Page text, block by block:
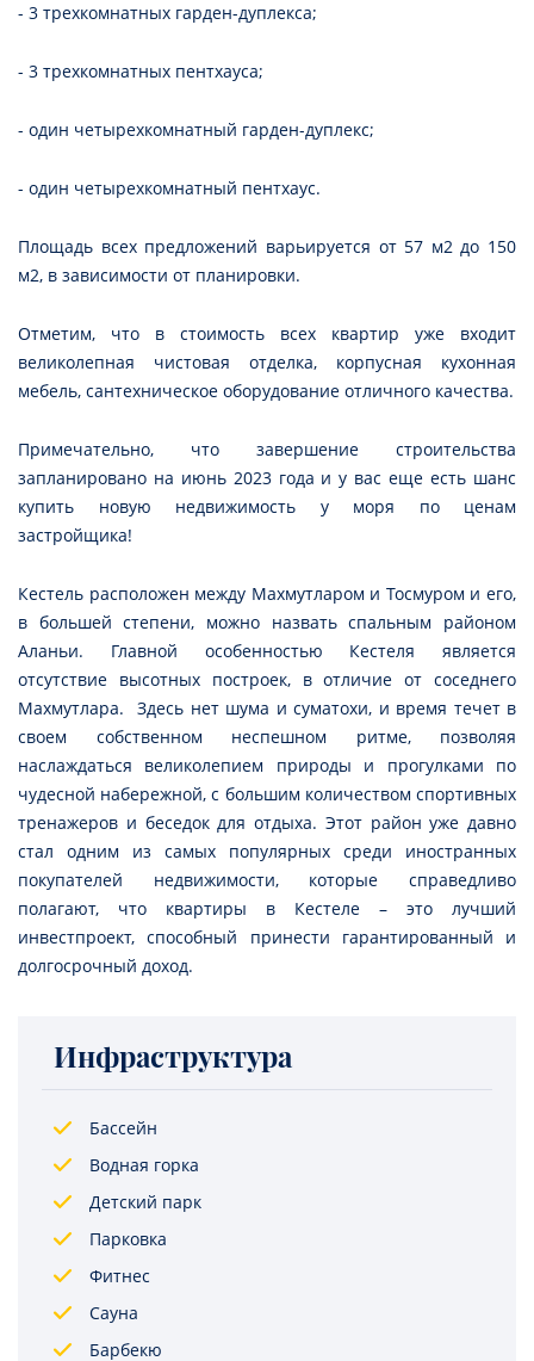
- 3 трехкомнатных гарден-дуплекса;
- 3 трехкомнатных пентхауса;
- один четырехкомнатный гарден-дуплекс;
- один четырехкомнатный пентхаус.
Площадь всех предложений варьируется от 57 м2 до 150
м2, в зависимости от планировки.
Отметим, что в стоимость всех квартир уже входит
великолепная чистовая отделка, корпусная кухонная
мебель, сантехническое оборудование отличного качества.
Примечательно, что завершение строительства
запланировано на июнь 2023 года и у вас еще есть шанс
купить новую недвижимость у моря по ценам
застройщика!
Кестель расположен между Махмутларом и Тосмуром и его,
в большей степени, можно назвать спальным районом
Аланьи. Главной особенностью Кестеля является
отсутствие высотных построек, в отличие от соседнего
Махмутлара. Здесь нет шума и суматохи, и время течет в
своем собственном неспешном ритме, позволяя
наслаждаться великолепием природы и прогулками по
чудесной набережной, с большим количеством спортивных
тренажеров и беседок для отдыха. Этот район уже давно
стал одним из самых популярных среди иностранных
покупателей недвижимости, которые справедливо
полагают, что квартиры в Кестеле – это лучший
инвестпроект, способный принести гарантированный и
долгосрочный доход.
Инфраструктура
Бассейн
Водная горка
Детский парк
Парковка
Фитнес
Сауна
Барбекю